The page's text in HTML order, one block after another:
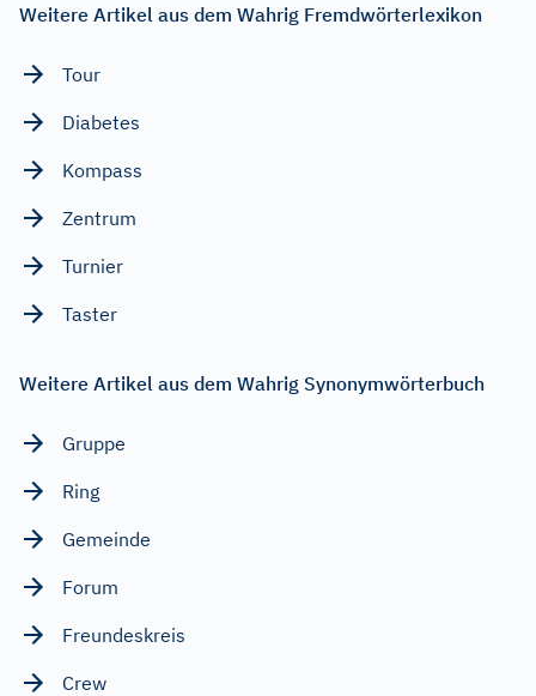
Weitere Artikel aus dem Wahrig Fremdwörterlexikon
Tour
Diabetes
Kompass
Zentrum
Turnier
Taster
Weitere Artikel aus dem Wahrig Synonymwörterbuch
Gruppe
Ring
Gemeinde
Forum
Freundeskreis
Crew